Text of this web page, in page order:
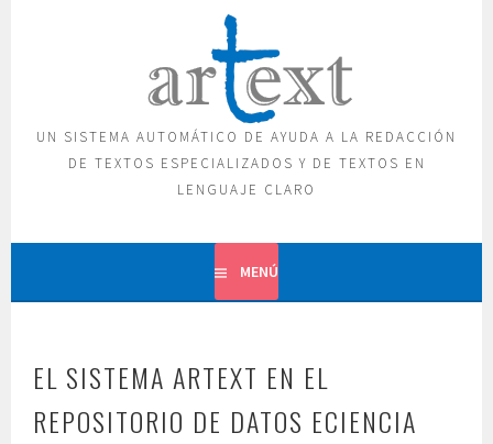
UN SISTEMA AUTOMÁTICO DE AYUDA A LA REDACCIÓN
DE TEXTOS ESPECIALIZADOS Y DE TEXTOS EN
LENGUAJE CLARO
MENÚ
EL SISTEMA ARTEXT EN EL
REPOSITORIO DE DATOS ECIENCIA